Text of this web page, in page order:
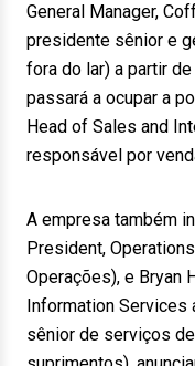
General Manager,
presidente sênior e
fora do lar) a partir
passará a ocupar a
Head of Sales and
responsável por
A empresa também
President,
Operações), e Bryan
Information Services
sênior de serviços